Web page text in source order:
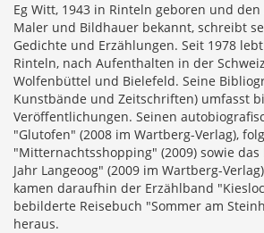
Eg Witt, 1943 in Rinteln geboren und
Maler und Bildhauer bekannt, schreibt
Gedichte und Erzählungen. Seit 1978
Rinteln, nach Aufenthalten in der
Wolfenbüttel und Bielefeld. Seine
Kunstbände und Zeitschriften) umfasst
Veröffentlichungen. Seinen
"Glutofen" (2008 im Wartberg-Verlag),
"Mitternachtsshopping" (2009) sowie das
Jahr Langeoog" (2009 im Wartberg-
kamen daraufhin der Erzählband
bebilderte Reisebuch "Sommer am
heraus.